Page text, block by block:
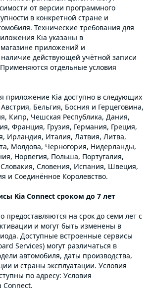
от версии программного
в конкретной стране и
Технические требования для
Kia указаны в
приложений и
действующей учётной записи
отдельные условия
приложение Kia доступно в следующих
Бельгия, Босния и Герцеговина,
Кипр, Чешская Республика, Дания,
Франция, Грузия, Германия, Греция,
Ирландия, Италия, Латвия, Литва,
Молдова, Черногория, Нидерланды,
Норвегия, Польша, Португалия,
Словения, Испания, Швеция,
и Соединённое Королевство.
Kia Connect сроком до 7 лет
предоставляются на срок до семи лет с
и могут быть изменены в
Доступные встроенные сервисы
Services) могут различаться в
автомобиля, даты производства,
и страны эксплуатации. Условия
по адресу: Условия
Connect.